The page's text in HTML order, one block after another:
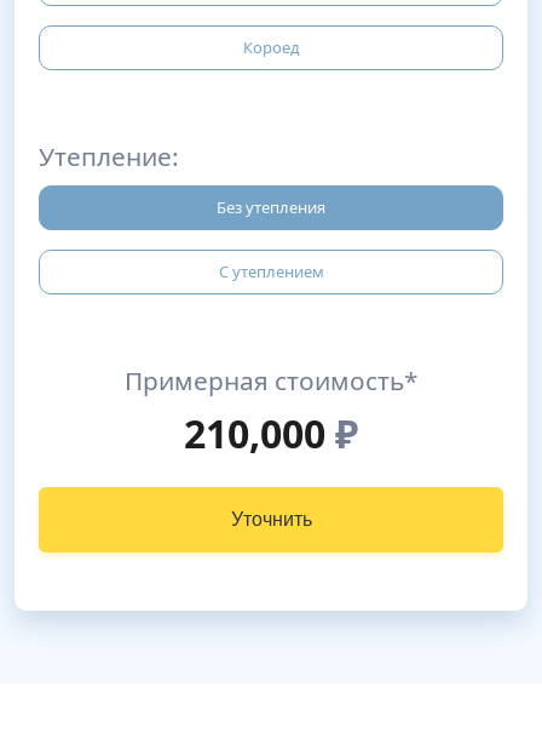
Короед
Утепление:
Без утепления
С утеплением
Примерная стоимость*
210,000₽
Уточнить